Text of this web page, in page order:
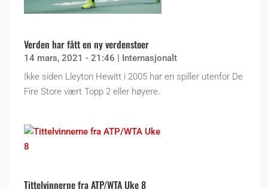
Verden har fått en ny verdenstoer
14 mars, 2021 - 21:46 | Internasjonalt
Ikke siden Lleyton Hewitt i 2005 har en spiller utenfor De
Fire Store vært Topp 2 eller høyere.
Tittelvinnerne fra ATP/WTA Uke 8